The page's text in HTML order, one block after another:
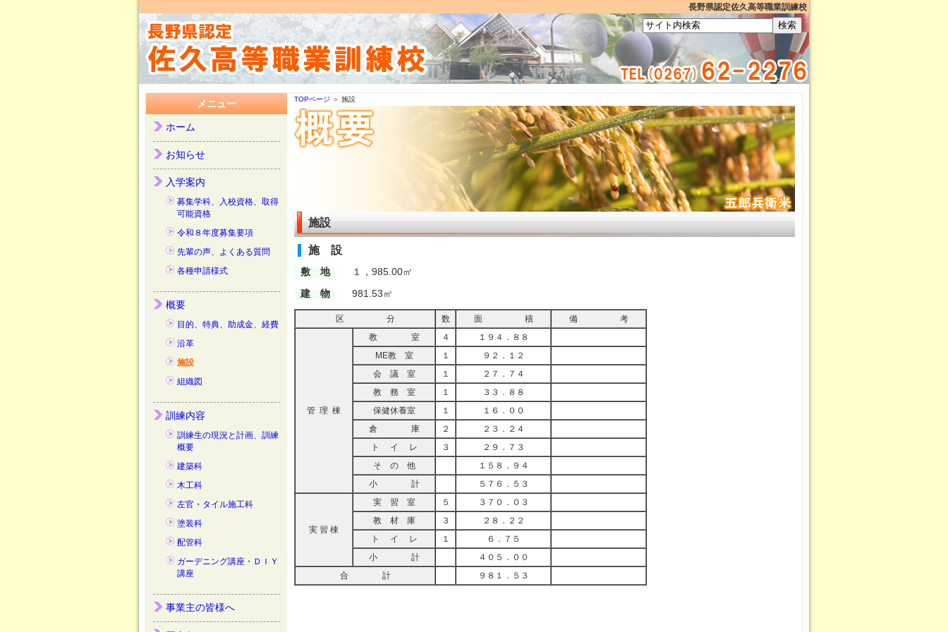
長野県認定佐久高等職業訓練校
メニュー
ホーム
お知らせ
入学案内
募集学科、入校資格、取得
可能資格
令和８年度募集要項
先輩の声、よくある質問
各種申請様式
概要
目的、特典、助成金、経費
沿革
施設
組織図
訓練内容
訓練生の現況と計画、訓練
概要
建築科
木工科
左官・タイル施工科
塗装科
配管科
ガーデニング講座・ＤＩＹ
講座
事業主の皆様へ
TOPページ ＞ 施設
施設
施 設
敷 地
１，985.00㎡
建 物
981.53㎡
区 分 数 面 積 備 考
管 理 棟
教 室 ４
１９４．８８
ME教 室
１
９２．１２
会 議 室
１
２７．７４
教 務 室
１
３３．８８
保健休養室
１
１６．００
倉 庫
２
２３．２４
ト イ レ
３
２９．７３
そ の 他
１５８．９４
小 計
５７６．５３
実 習 棟
実 習 室 ５
３７０．０３
教 材 庫
３
２８．２２
ト イ レ
１
６．７５
小 計
４０５．００
合 計
９８１．５３